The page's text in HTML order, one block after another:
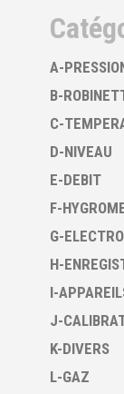
A-
B-
C-
D-NIVEAU
E-DEBIT
F-
G-
H-
I-
J-
K-DIVERS
L-GAZ